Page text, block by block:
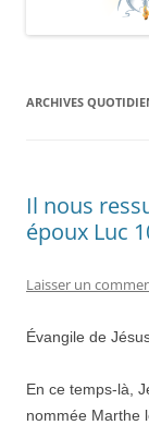
ARCHIVES
Il nous
époux Luc
Laisser un
Évangile de
En ce temps-là,
nommée Marthe